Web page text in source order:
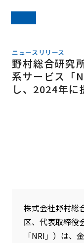
ニュースリリース
野村総合研究
系サービス「
し、2024年に
株式会社野村総
区、代表取締役
「NRI」）は、